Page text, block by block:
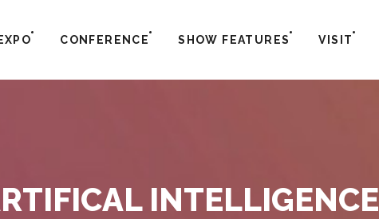
CONFERENCE SHOW FEATURES VISIT
INTELLIGENCE